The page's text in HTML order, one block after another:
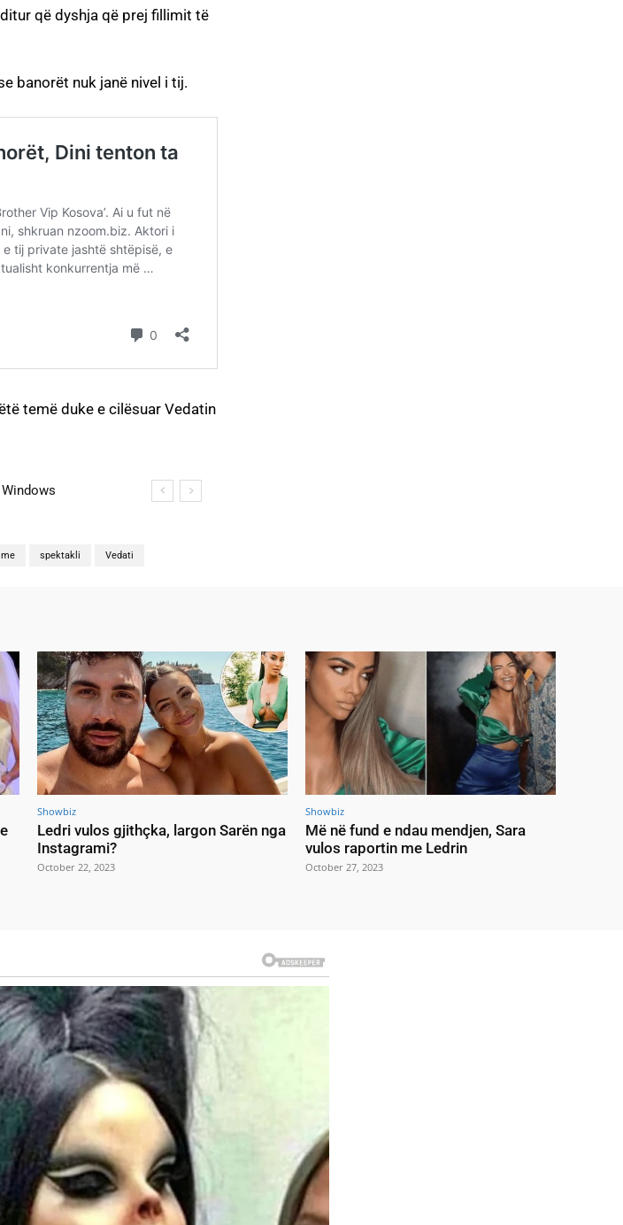
që dyshja që prej fillimit të
banorët nuk janë nivel i tij.
temë duke e cilësuar Vedatin
detajet
spektakli Vedati
Showbiz
Ledri vulos gjithçka, largon Sarën nga
Instagrami?
October 22, 2023
Showbiz
Më në fund e ndau mendjen, Sara
vulos raportin me Ledrin
October 27, 2023